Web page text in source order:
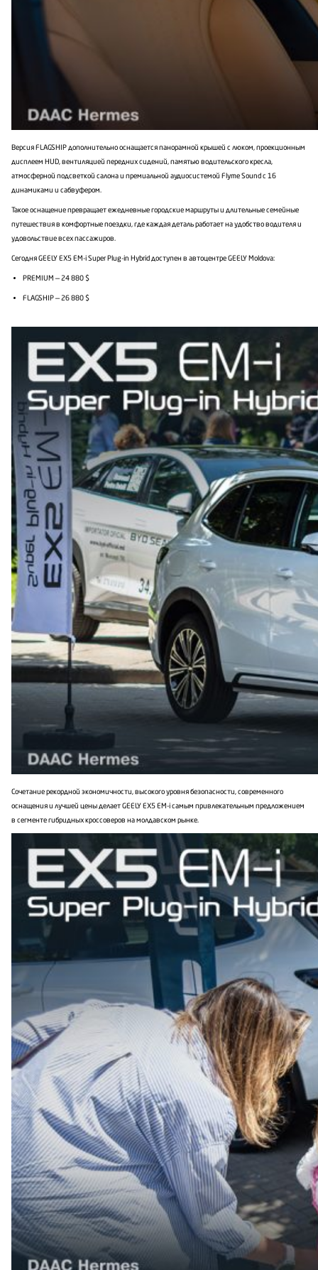
Версия FLAGSHIP дополнительно оснащается панорамной крышей с люком, проекционным
дисплеем HUD, вентиляцией передних сидений, памятью водительского кресла,
атмосферной подсветкой салона и премиальной аудиосистемой Flyme Sound с 16
динамиками и сабвуфером.
Такое оснащение превращает ежедневные городские маршруты и длительные семейные
путешествия в комфортные поездки, где каждая деталь работает на удобство водителя и
удовольствие всех пассажиров.
Сегодня GEELY EX5 EM-i Super Plug-in Hybrid доступен в автоцентре GEELY Moldova:
PREMIUM — 24 880 $
FLAGSHIP — 26 880 $
Сочетание рекордной экономичности, высокого уровня безопасности, современного
оснащения и лучшей цены делает GEELY EX5 EM-i самым привлекательным предложением
в сегменте гибридных кроссоверов на молдавском рынке.